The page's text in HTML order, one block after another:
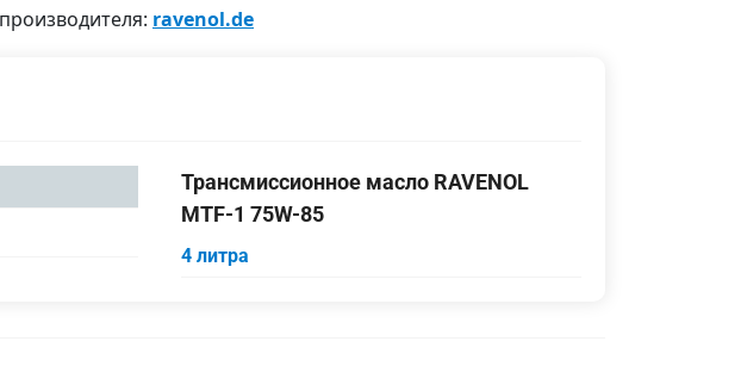
ravenol.de
Трансмиссионное масло RAVENOL
MTF-1 75W-85
4 литра